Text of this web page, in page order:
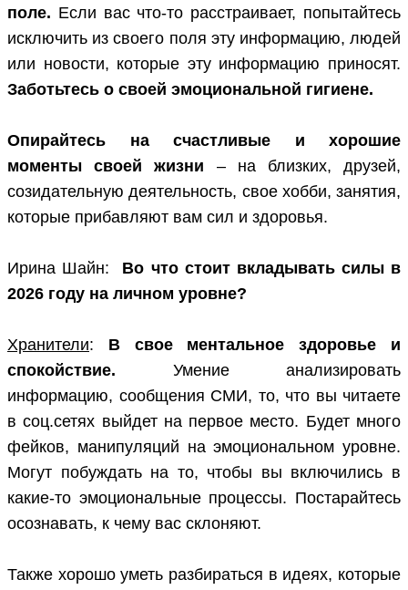
поле. Если вас что-то расстраивает, попытайтесь
исключить из своего поля эту информацию, людей
или новости, которые эту информацию приносят.
Заботьтесь о своей эмоциональной гигиене.
Опирайтесь на счастливые и хорошие
моменты своей жизни – на близких, друзей,
созидательную деятельность, свое хобби, занятия,
которые прибавляют вам сил и здоровья.
Ирина Шайн: Во что стоит вкладывать силы в
2026 году на личном уровне?
Хранители: В свое ментальное здоровье и
спокойствие. Умение анализировать
информацию, сообщения СМИ, то, что вы читаете
в соц.сетях выйдет на первое место. Будет много
фейков, манипуляций на эмоциональном уровне.
Могут побуждать на то, чтобы вы включились в
какие-то эмоциональные процессы. Постарайтесь
осознавать, к чему вас склоняют.
Также хорошо уметь разбираться в идеях, которые